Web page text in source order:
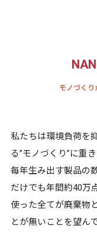
モノづく
私たちは環境負荷を
る”モノづくり”に重
毎年生み出す製品の
だけでも年間約40万
使った全てが廃棄物
とが無いことを望ん